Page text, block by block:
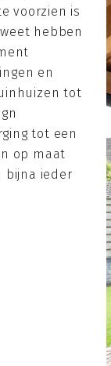
voorzien is
hebben
en
tot
tot een
op maat
bijna ieder